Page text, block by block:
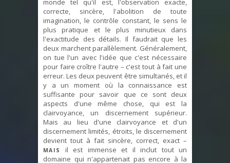
monde tel qu'il est, l'observation exacte,
correcte, sincère, l'abolition de toute
imagination, le contrôle constant, le sens le
plus pratique et le plus minutieux dans
l'exactitude des détails. Il faudrait que les
deux marchent parallèlement. Généralement,
on tue l'un avec l'idée que c'est nécessaire
pour faire croître l'autre – c'est tout à fait une
erreur. Les deux peuvent être simultanés, et il
y a un moment où la connaissance est
suffisante pour savoir que ce sont deux
aspects d'une même chose, qui est la
clairvoyance, un discernement supérieur.
Mais au lieu d'une clairvoyance et d'un
discernement limités, étroits, le discernement
devient tout à fait sincère, correct, exact –
MAIS
il est immense et il inclut tout un
domaine qui n'appartenait pas encore à la